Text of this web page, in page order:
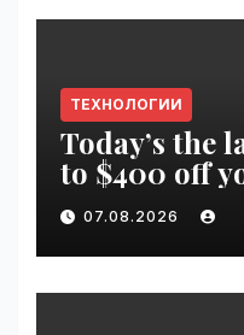
ТЕХНОЛОГИИ
Today’s the
to $400 off
Disrupt 2026
VseTime.ru
07.08.2026